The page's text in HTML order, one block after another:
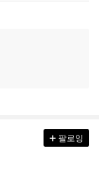
팔로잉